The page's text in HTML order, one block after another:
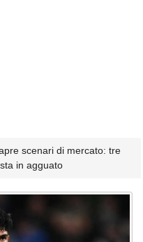
scenari di mercato: tre
in agguato